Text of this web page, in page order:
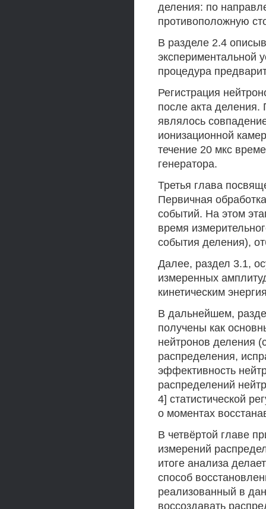
деления: по
противоположную
В разделе 2.4
экспериментальной
процедура
Регистрация
после акта деления.
являлось
ионизационной
течение 20 мкс
генератора.
Третья глава
Первичная
событий. На этом
время
события деления),
Далее, раздел 3.1,
измеренных
кинетическим
В дальнейшем,
получены как
нейтронов деления
распределения,
эффективность
распределений
4] статистической
о моментах
В четвёртой главе
измерений
итоге анализа
способ
реализованный в
воссоздавать